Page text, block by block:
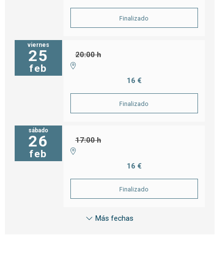
Finalizado
viernes
25
feb
20:00 h
16 €
Finalizado
sábado
26
feb
17:00 h
16 €
Finalizado
Más fechas